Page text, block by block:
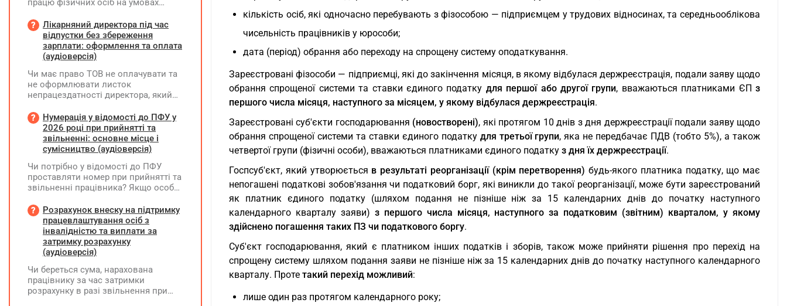
кількість осіб, які одночасно перебувають з фізособою — підприємцем у трудових відносинах, та середньооблікова
чисельність працівників у юрособи;
дата (період) обрання або переходу на спрощену систему оподаткування.
Зареєстровані фізособи — підприємці, які до закінчення місяця, в якому відбулася держреєстрація, подали заяву щодо
обрання спрощеної системи та ставки єдиного податку для першої або другої групи, вважаються платниками ЄПз
першого числа місяця, наступного за місяцем, у якому відбулася держреєстрація.
Зареєстровані суб'єкти господарювання (новостворені), які протягом 10 днів з дня держреєстрації подали заяву щодо
обрання спрощеної системи та ставки єдиного податку для третьої групи, яка не передбачає ПДВ (тобто 5%), а також
четвертої групи (фізичні особи), вважаються платниками єдиного податку з дня їх держреєстрації.
Госпсуб'єкт, який утворюється в результаті реорганізації (крім перетворення) будь-якого платника податку, що має
непогашені податкові зобов'язання чи податковий борг, які виникли до такої реорганізації, може бути зареєстрований
як платник єдиного податку (шляхом подання не пізніше ніж за 15 календарних днів до початку наступного
календарного кварталу заяви) з першого числа місяця, наступного за податковим (звітним) кварталом, у якому
здійснено погашення таких ПЗ чи податкового боргу.
Суб'єкт господарювання, який є платником інших податків і зборів, також може прийняти рішення про перехід на
спрощену систему шляхом подання заяви не пізніше ніж за 15 календарних днів до початку наступного календарного
кварталу. Проте такий перехід можливий:
лише один раз протягом календарного року;
працю фізичних осіб на умовах
на інших умовах, передбачених
законодавством, Додаток Д1/
Додаток ФІЗ-Д1 за відповідний
період не подається
Лікарняний директора під час
відпустки без збереження
зарплати: оформлення та оплата
(аудіоверсія)
Чи має право ТОВ не оплачувати та
не оформлювати листок
непрацездатності директора, який
збереження заробітної плати під час
призупинення діяльності
підприємства?
Нумерація у відомості до ПФУ у
2026 році при прийнятті та
звільненні: основне місце і
сумісництво (аудіоверсія)
Чи потрібно у відомості до ПФУ
проставляти номер при прийнятті та
звільненні працівника? Якщо особа
місцем роботи та за сумісництвом,
чи рахується це як два роботодавці?
Розрахунок внеску на підтримку
працевлаштування осіб з
інвалідністю та виплати за
затримку розрахунку
(аудіоверсія)
Чи береться сума, нарахована
працівнику за час затримки
розрахунку в разі звільнення при